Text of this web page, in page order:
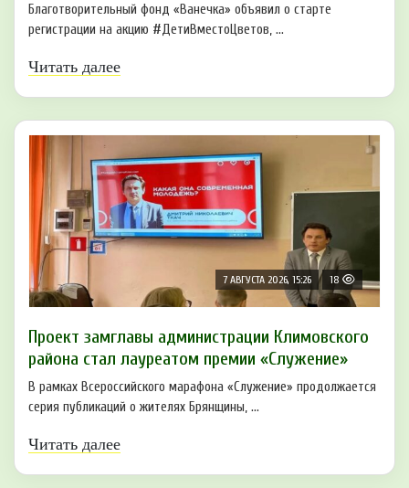
Благотворительный фонд «Ванечка» объявил о старте
регистрации на акцию #ДетиВместоЦветов, ...
Читать далее
7 АВГУСТА 2026, 15:26 18
Проект замглавы администрации Климовского
района стал лауреатом премии «Служение»
В рамках Всероссийского марафона «Служение» продолжается
серия публикаций о жителях Брянщины, ...
Читать далее